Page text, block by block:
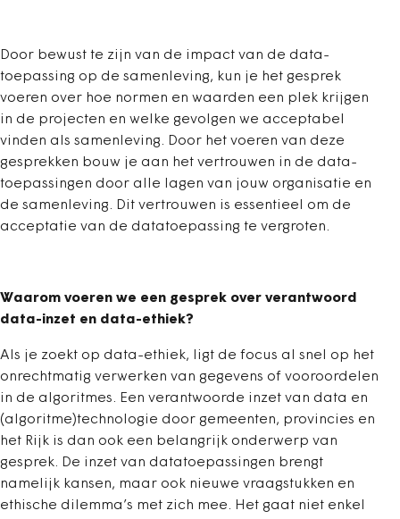
Door bewust te zijn van de impact van de data-
toepassing op de samenleving, kun je het gesprek
voeren over hoe normen en waarden een plek krijgen
in de projecten en welke gevolgen we acceptabel
vinden als samenleving. Door het voeren van deze
gesprekken bouw je aan het vertrouwen in de data-
toepassingen door alle lagen van jouw organisatie en
de samenleving. Dit vertrouwen is essentieel om de
acceptatie van de datatoepassing te vergroten.
Waarom voeren we een gesprek over verantwoord
data-inzet en data-ethiek?
Als je zoekt op data-ethiek, ligt de focus al snel op het
onrechtmatig verwerken van gegevens of vooroordelen
in de algoritmes. Een verantwoorde inzet van data en
(algoritme)technologie door gemeenten, provincies en
het Rijk is dan ook een belangrijk onderwerp van
gesprek. De inzet van datatoepassingen brengt
namelijk kansen, maar ook nieuwe vraagstukken en
ethische dilemma’s met zich mee. Het gaat niet enkel